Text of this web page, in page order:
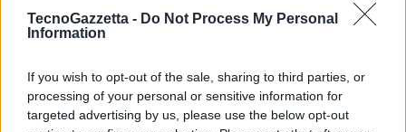
TecnoGazzetta - Do Not Process My Personal
Information
If you wish to opt-out of the sale, sharing to third parties, or
processing of your personal or sensitive information for
targeted advertising by us, please use the below opt-out
60 nuovi adesivi emoji precaricati disponibili per la decorazione delle
tue foto e video.
Emoji AR e adesivi
Nuovi adesivi Emoji AR